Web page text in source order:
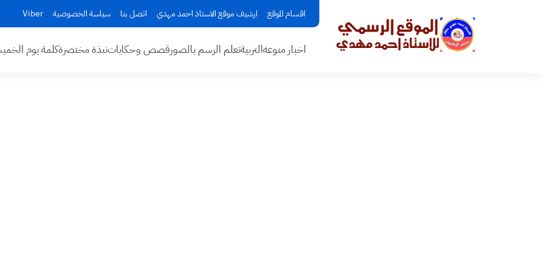
اقسام الموقع ارشيف موقع الاستاذ احمد مهدي اتصل بنا سياسة الخصوصية Viber
اخبار منوعهالتربيةتعلم الرسم بالصورقصص وحكاياتنبذة مختصرةكلمة يوم